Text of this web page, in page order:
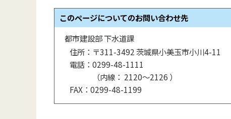
このページについてのお問い合わせ先
都市建設部 下水道課
住所： 〒311-3492 茨城県小美玉市小川4-11
電話： 0299-48-1111
（内線 ： 2120〜2126 ）
FAX： 0299-48-1199